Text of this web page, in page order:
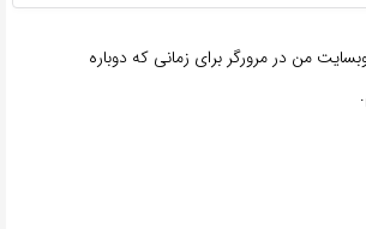
من در مرورگر برای زمانی که دوباره